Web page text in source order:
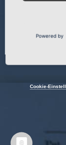
Cookie-
Powered by